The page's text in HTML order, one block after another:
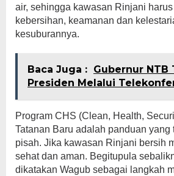
air, sehingga kawasan Rinjani
kebersihan, keamanan dan
kesuburannya.
Baca Juga : Gubernur NTB
Presiden Melalui
Program CHS (Clean, Health,
Tatanan Baru adalah panduan yang
pisah. Jika kawasan Rinjani bersih
sehat dan aman. Begitupula
dikatakan Wagub sebagai langkah